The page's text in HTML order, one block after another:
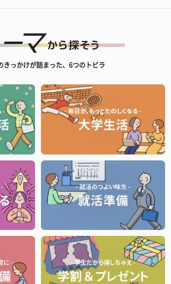
きっかけが詰まった、6つのトビラ